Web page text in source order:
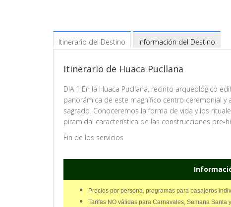
Itinerario del Destino Información del Destino
Itinerario de Huaca Pucllana
DIA 1 En la Huaca Pucllana, recinto arqueológico
panorámica de este magnífico centro ceremonial
sagrado. Conoceremos la forma de vida y los
piramidal característica de las construcciones pre-
Fin de los servicios
Precios por persona, programas para pasajeros
Tarifas NO válidas para Carnavales, Semana Santa